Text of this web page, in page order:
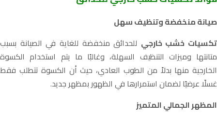
صيانة منخفضة وتنظيف سهل
تكسيات خشب خارجي للحدائق منخفضة للغاية في الصيانة بسبب
متانتها وميزات التنظيف السهلة، وغالبًا ما يتم استخدام الكسوة
الخارجية منها بدلاً من الطوب العادي، حيث أن الكسوة تتطلب فقط
غسلًا عرضيًا لضمان استمرارها في الظهور بمظهر جديد.
المظهر الجمالي المتميز